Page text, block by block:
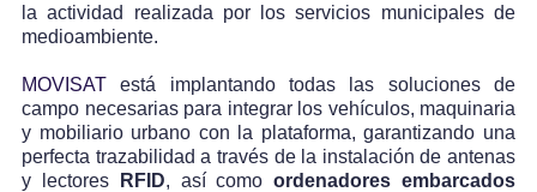
la actividad realizada por los servicios municipales de
medioambiente.
MOVISATestá implantando todas las soluciones de
campo necesarias para integrar los vehículos, maquinaria
y mobiliario urbano con la plataforma, garantizando una
perfecta trazabilidad a través de la instalación de antenas
y lectores
RFID, así comoordenadores embarcados